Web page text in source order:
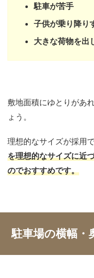
駐車が苦手
子供が乗り降り
大きな荷物を出
敷地面積にゆとりがあ
ょう。
理想的なサイズが採用
を理想的なサイズに近
のでおすすめです。
駐車場の横幅・